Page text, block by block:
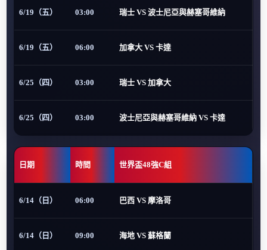
6/19（五） 03:00 瑞士 VS 波士尼亞與赫塞哥維納
6/19（五） 06:00 加拿大 VS 卡達
6/25（四） 03:00 瑞士 VS 加拿大
6/25（四） 03:00 波士尼亞與赫塞哥維納 VS 卡達
日期 時間 世界盃48強C組
6/14（日） 06:00 巴西 VS 摩洛哥
6/14（日） 09:00 海地 VS 蘇格蘭